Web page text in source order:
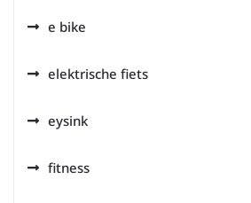
e bike
elektrische fiets
eysink
fitness